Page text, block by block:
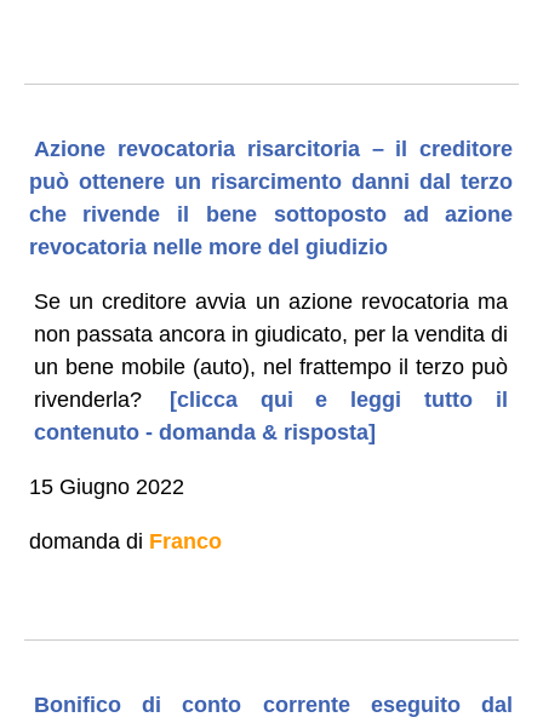
Azione revocatoria risarcitoria – il creditore
può ottenere un risarcimento danni dal terzo
che rivende il bene sottoposto ad azione
revocatoria nelle more del giudizio
Se un creditore avvia un azione revocatoria ma
non passata ancora in giudicato, per la vendita di
un bene mobile (auto), nel frattempo il terzo può
rivenderla?
[clicca qui e leggi tutto il
contenuto - domanda & risposta]
15 Giugno 2022
domanda di Franco
Bonifico di conto corrente eseguito dal